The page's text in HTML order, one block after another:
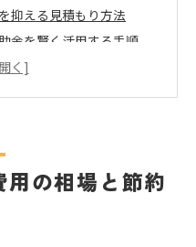
抑える見積もり方法
金を賢く活用する手順
相場と安く抑えるコツ
換タイミングの目安
な故障のサインとは
の相場と節約